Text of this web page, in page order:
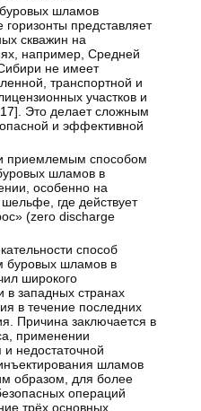
шламов
представляет
скважин на
например, Средней
не имеет
транспортной и
участков и
]. Это делает сложным
и эффективной
приемлемым способом
шламов в
особенно на
где действует
(zero discharge
способ
буровых шламов в
широкого
в западных странах
в течение последних
Причина заключается в
применении
недостаточной
шламов
образом, для более
операций
трёх основных